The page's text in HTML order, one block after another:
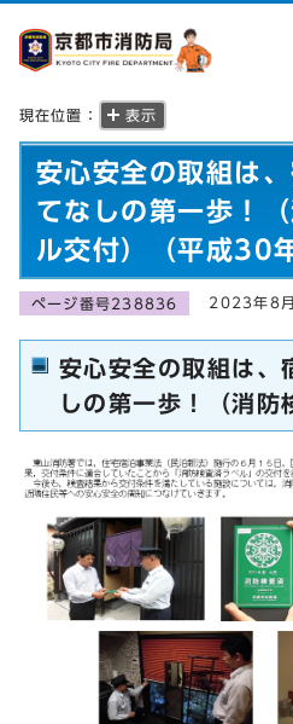
現在位置： 表示
安心安全の取組は
てなしの第一歩！
ル交付）（平成30
ページ番号238836 2023年8
安心安全の取組は、
しの第一歩！（消防